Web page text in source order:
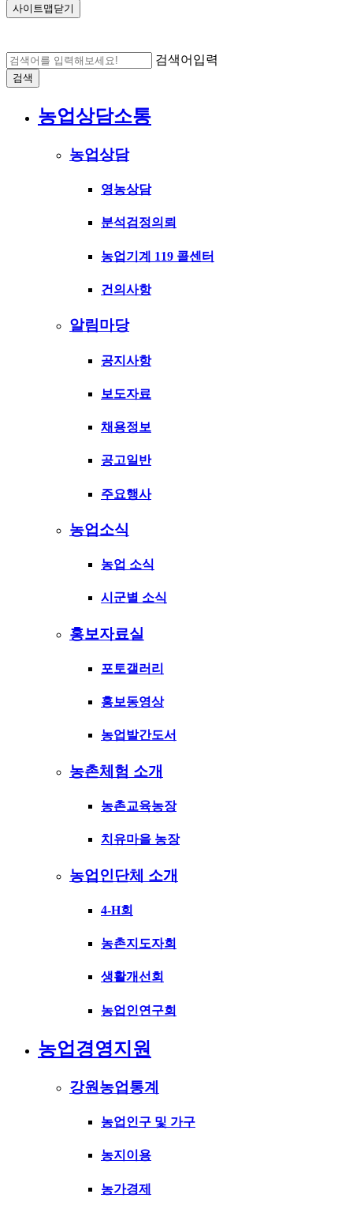
사이트맵닫기
검색어입력
검색
농업상담소통
농업상담
영농상담
분석검정의뢰
농업기계 119 콜센터
건의사항
알림마당
공지사항
보도자료
채용정보
공고일반
주요행사
농업소식
농업 소식
시군별 소식
홍보자료실
포토갤러리
홍보동영상
농업발간도서
농촌체험 소개
농촌교육농장
치유마을 농장
농업인단체 소개
4-H회
농촌지도자회
생활개선회
농업인연구회
농업경영지원
강원농업통계
농업인구 및 가구
농지이용
농가경제